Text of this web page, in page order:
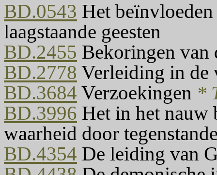
BD.0543 Het
laagstaande geesten
BD.2455 Bekoringen van
BD.2778 Verleiding in de
BD.3684 Verzoekingen *
BD.3996 Het in het nauw
waarheid door
BD.4354 De leiding van